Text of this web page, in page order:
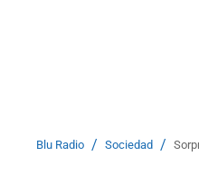
Blu Radio / Sociedad /